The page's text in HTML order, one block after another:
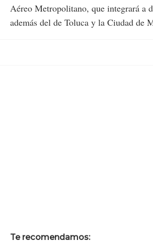
Aéreo Metropolitano, que integrará a
además del de Toluca y la Ciudad de
Te recomendamos: